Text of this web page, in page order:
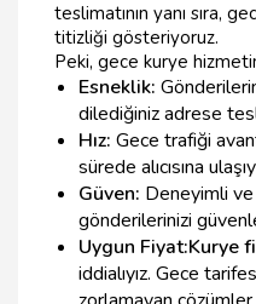
teslimatının yanı sıra,
titizliği gösteriyoruz.
Peki, gece kurye
Esneklik:
dilediğiniz adrese
Hız: Gece trafiği
sürede alıcısına
Güven: Deneyimli
gönderilerinizi
Uygun Fiyat:Kurye
iddialıyız. Gece